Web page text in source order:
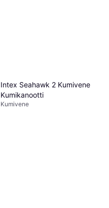
Intex Seahawk 2 Kumivene
Kumikanootti
Kumivene